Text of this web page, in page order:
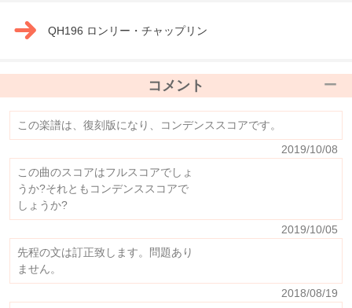
QH196 ロンリー・チャップリン
コメント
この楽譜は、復刻版になり、コンデンススコアです。
2019/10/08
この曲のスコアはフルスコアでしょ
うか?それともコンデンススコアで
しょうか?
2019/10/05
先程の文は訂正致します。問題あり
ません。
2018/08/19